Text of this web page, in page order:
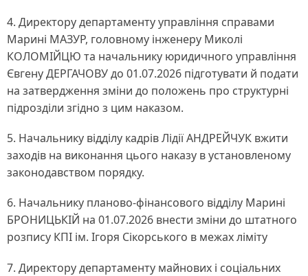
4. Директору департаменту управління справами
Марині МАЗУР, головному інженеру Миколі
КОЛОМІЙЦЮ та начальнику юридичного управління
Євгену ДЕРГАЧОВУ до 01.07.2026 підготувати й подати
на затвердження зміни до положень про структурні
підрозділи згідно з цим наказом.
5. Начальнику відділу кадрів Лідії АНДРЕЙЧУК вжити
заходів на виконання цього наказу в установленому
законодавством порядку.
6. Начальнику планово-фінансового відділу Марині
БРОНИЦЬКІЙ на 01.07.2026 внести зміни до штатного
розпису КПІ ім. Ігоря Сікорського в межах ліміту
7. Директору департаменту майнових і соціальних